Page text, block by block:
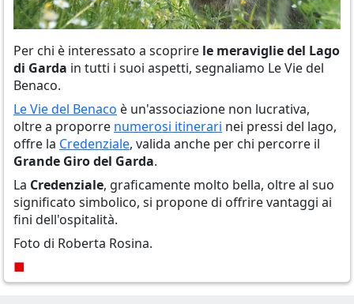
Per chi è interessato a scoprire le meraviglie del Lago
di Garda in tutti i suoi aspetti, segnaliamo Le Vie del
Benaco.
Le Vie del Benaco è un'associazione non lucrativa,
oltre a proporre numerosi itinerari nei pressi del lago,
offre la Credenziale, valida anche per chi percorre il
Grande Giro del Garda.
La Credenziale, graficamente molto bella, oltre al suo
significato simbolico, si propone di offrire vantaggi ai
fini dell'ospitalità.
Foto di Roberta Rosina.
■